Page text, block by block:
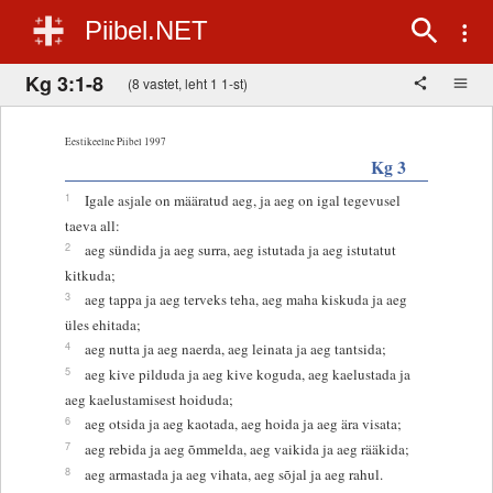
Piibel.NET
Kg 3:1-8 (8 vastet, leht 1 1-st)
Eestikeelne Piibel 1997
Kg 3
1
Igale asjale on määratud aeg, ja aeg on igal tegevusel
taeva all:
2
aeg sündida ja aeg surra, aeg istutada ja aeg istutatut
kitkuda;
3
aeg tappa ja aeg terveks teha, aeg maha kiskuda ja aeg
üles ehitada;
4 aeg nutta ja aeg naerda, aeg leinata ja aeg tantsida;
5
aeg kive pilduda ja aeg kive koguda, aeg kaelustada ja
aeg kaelustamisest hoiduda;
6 aeg otsida ja aeg kaotada, aeg hoida ja aeg ära visata;
7 aeg rebida ja aeg õmmelda, aeg vaikida ja aeg rääkida;
8 aeg armastada ja aeg vihata, aeg sõjal ja aeg rahul.